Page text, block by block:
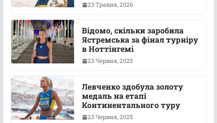
23 Травня, 2026
Відомо, скільки заробила
Ястремська за фінал турніру
в Ноттінгемі
23 Червня, 2025
Левченко здобула золоту
медаль на етапі
Континентального туру
23 Червня, 2025